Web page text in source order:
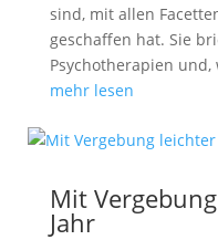
sind, mit allen
geschaffen hat. Sie
Psychotherapien
mehr lesen
Mit
Jahr